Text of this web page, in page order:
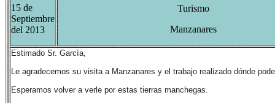
15 de
Septiembre
del 2013
Turismo
Manzanares
Estimado Sr. García,
Le agradecemos su visita a Manzanares y el trabajo realizado dónde
Esperamos volver a verle por estas tierras manchegas.